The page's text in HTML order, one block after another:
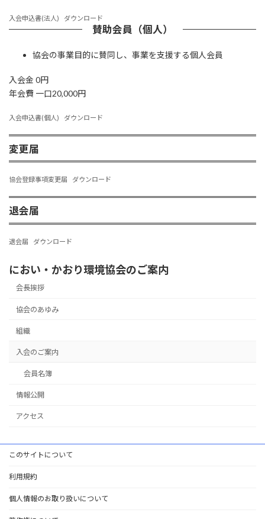
入会申込書(法人) ダウンロード
賛助会員（個⼈）
協会の事業⽬的に賛同し、事業を⽀援する個⼈会員
⼊会⾦ 0円
年会費 ⼀⼝20,000円
入会申込書(個人) ダウンロード
変更届
協会登録事項変更届 ダウンロード
退会届
退会届 ダウンロード
におい・かおり環境協会のご案内
会長挨拶
協会のあゆみ
組織
入会のご案内
会員名簿
情報公開
アクセス
このサイトについて
利用規約
個人情報のお取り扱いについて